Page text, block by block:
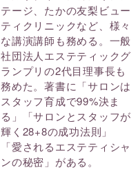
テージ、たかの友梨ビュー
ティクリニックなど、様々
な講演講師も務める。一般
社団法人エステティックグ
ランプリの2代目理事長も
務めた。著書に「サロンは
スタッフ育成で99%決ま
る」「サロンとスタッフが
輝く28+8の成功法則」
「愛されるエステティシャ
ンの秘密」がある。